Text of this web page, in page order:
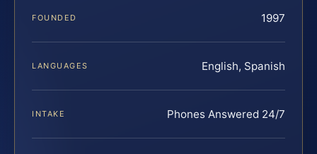
FOUNDED 1997
LANGUAGES English, Spanish
INTAKE Phones Answered 24/7